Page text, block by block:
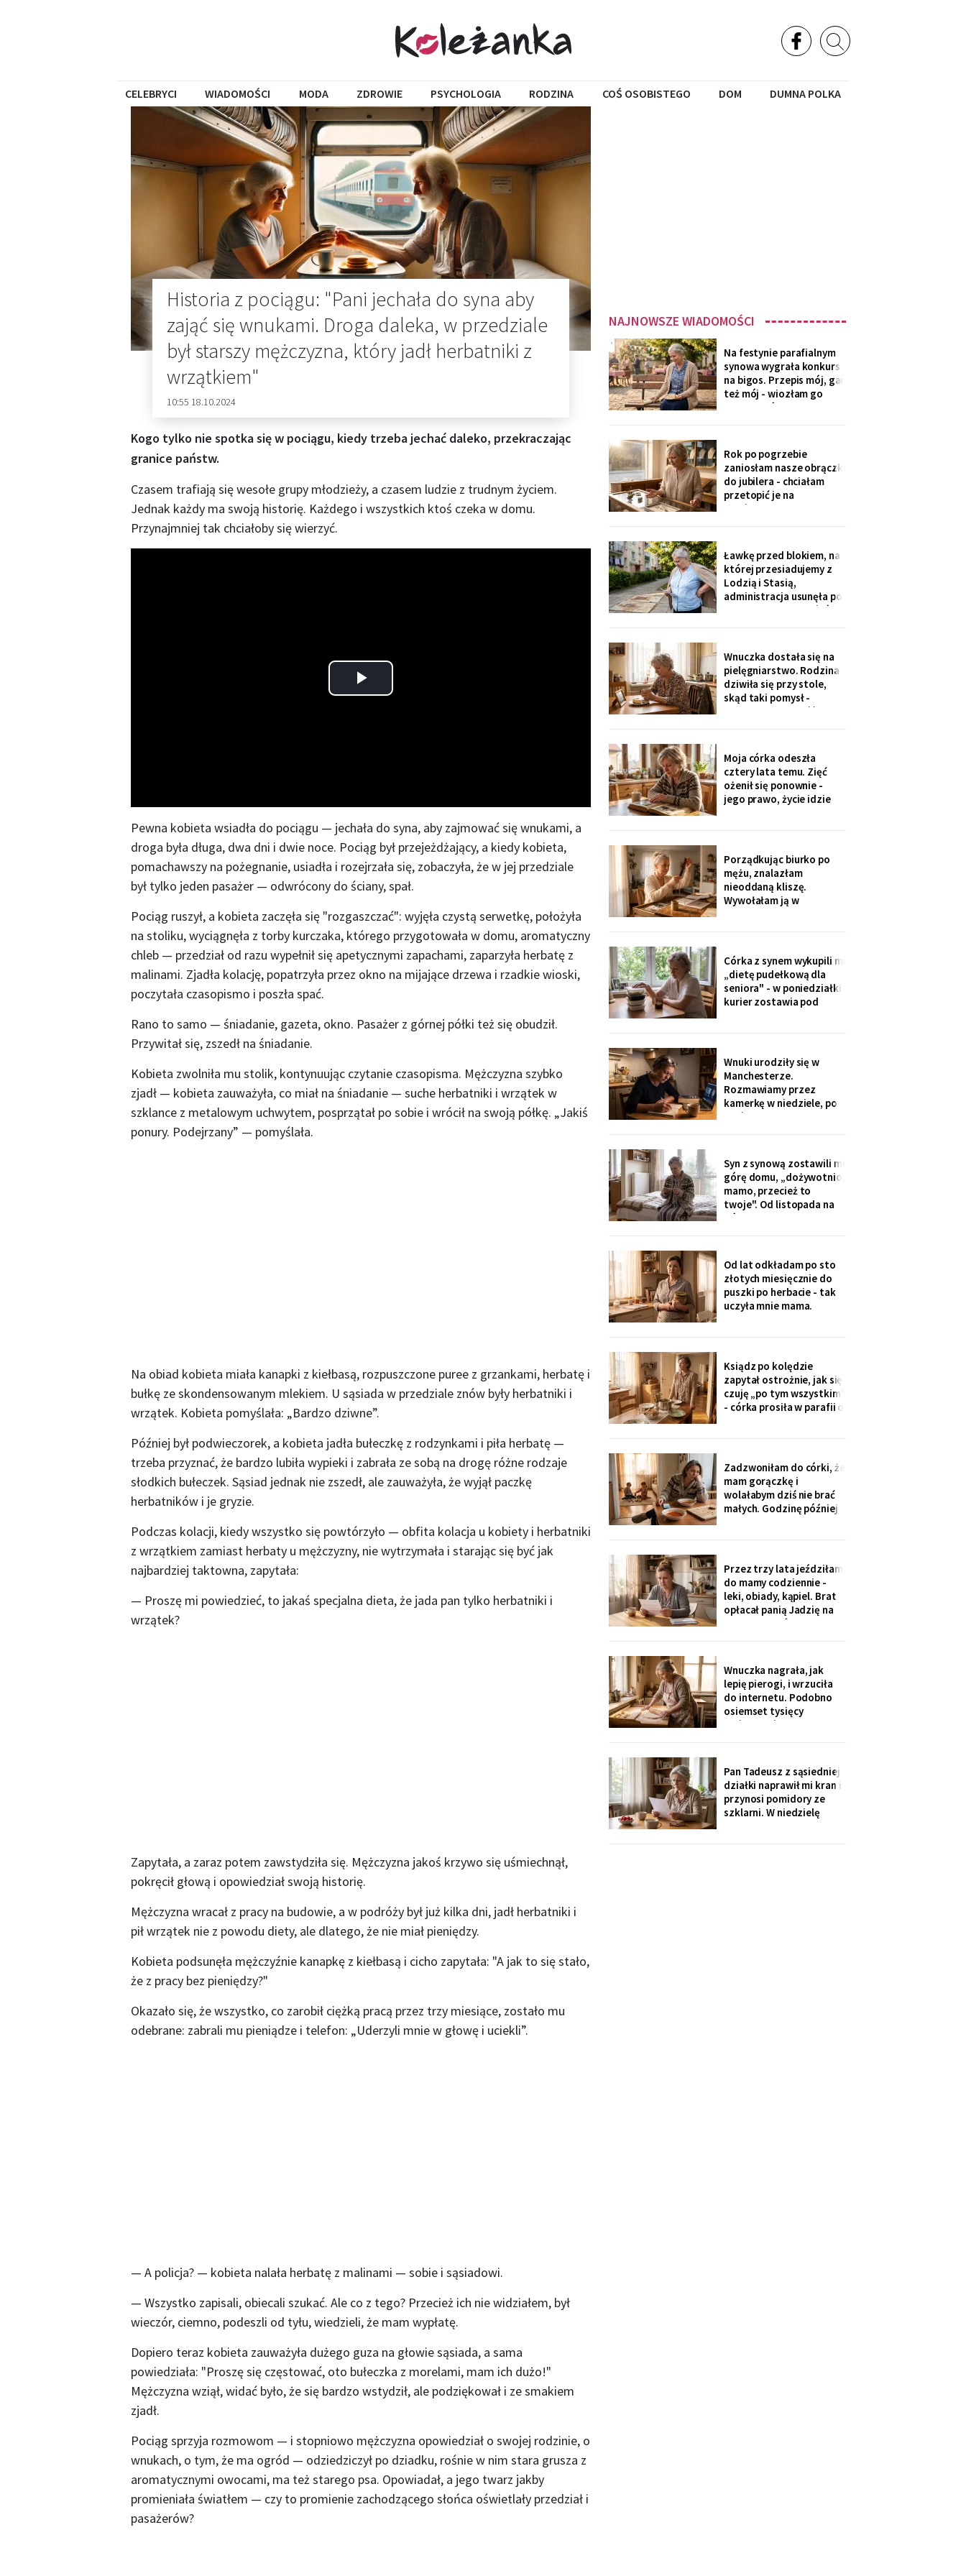
CELEBRYCI WIADOMOŚCI MODA ZDROWIE PSYCHOLOGIA RODZINA COŚ OSOBISTEGO DOM DUMNA POLKA
Historia z pociągu: "Pani jechała do syna aby
zająć się wnukami. Droga daleka, w przedziale
był starszy mężczyzna, który jadł herbatniki z
wrzątkiem"
10:55 18.10.2024
Kogo tylko nie spotka się w pociągu, kiedy trzeba jechać daleko, przekraczając
granice państw.
Czasem trafiają się wesołe grupy młodzieży, a czasem ludzie z trudnym życiem.
Jednak każdy ma swoją historię. Każdego i wszystkich ktoś czeka w domu.
Przynajmniej tak chciałoby się wierzyć.
Play
Pewna kobieta wsiadła do pociągu — jechała do syna, aby zajmować się wnukami, a
droga była długa, dwa dni i dwie noce. Pociąg był przejeżdżający, a kiedy kobieta,
pomachawszy na pożegnanie, usiadła i rozejrzała się, zobaczyła, że w jej przedziale
był tylko jeden pasażer — odwrócony do ściany, spał.
Pociąg ruszył, a kobieta zaczęła się "rozgaszczać": wyjęła czystą serwetkę, położyła
na stoliku, wyciągnęła z torby kurczaka, którego przygotowała w domu, aromatyczny
chleb — przedział od razu wypełnił się apetycznymi zapachami, zaparzyła herbatę z
malinami. Zjadła kolację, popatrzyła przez okno na mijające drzewa i rzadkie wioski,
poczytała czasopismo i poszła spać.
Rano to samo — śniadanie, gazeta, okno. Pasażer z górnej półki też się obudził.
Przywitał się, zszedł na śniadanie.
Kobieta zwolniła mu stolik, kontynuując czytanie czasopisma. Mężczyzna szybko
zjadł — kobieta zauważyła, co miał na śniadanie — suche herbatniki i wrzątek w
szklance z metalowym uchwytem, posprzątał po sobie i wrócił na swoją półkę. „Jakiś
ponury. Podejrzany” — pomyślała.
Na obiad kobieta miała kanapki z kiełbasą, rozpuszczone puree z grzankami, herbatę i
bułkę ze skondensowanym mlekiem. U sąsiada w przedziale znów były herbatniki i
wrzątek. Kobieta pomyślała: „Bardzo dziwne”.
Później był podwieczorek, a kobieta jadła bułeczkę z rodzynkami i piła herbatę —
trzeba przyznać, że bardzo lubiła wypieki i zabrała ze sobą na drogę różne rodzaje
słodkich bułeczek. Sąsiad jednak nie zszedł, ale zauważyła, że wyjął paczkę
herbatników i je gryzie.
Podczas kolacji, kiedy wszystko się powtórzyło — obfita kolacja u kobiety i herbatniki
z wrzątkiem zamiast herbaty u mężczyzny, nie wytrzymała i starając się być jak
najbardziej taktowna, zapytała:
— Proszę mi powiedzieć, to jakaś specjalna dieta, że jada pan tylko herbatniki i
wrzątek?
Zapytała, a zaraz potem zawstydziła się. Mężczyzna jakoś krzywo się uśmiechnął,
pokręcił głową i opowiedział swoją historię.
Mężczyzna wracał z pracy na budowie, a w podróży był już kilka dni, jadł herbatniki i
pił wrzątek nie z powodu diety, ale dlatego, że nie miał pieniędzy.
Kobieta podsunęła mężczyźnie kanapkę z kiełbasą i cicho zapytała: "A jak to się stało,
że z pracy bez pieniędzy?"
Okazało się, że wszystko, co zarobił ciężką pracą przez trzy miesiące, zostało mu
odebrane: zabrali mu pieniądze i telefon: „Uderzyli mnie w głowę i uciekli”.
— A policja? — kobieta nalała herbatę z malinami — sobie i sąsiadowi.
— Wszystko zapisali, obiecali szukać. Ale co z tego? Przecież ich nie widziałem, był
wieczór, ciemno, podeszli od tyłu, wiedzieli, że mam wypłatę.
Dopiero teraz kobieta zauważyła dużego guza na głowie sąsiada, a sama
powiedziała: "Proszę się częstować, oto bułeczka z morelami, mam ich dużo!"
Mężczyzna wziął, widać było, że się bardzo wstydził, ale podziękował i ze smakiem
zjadł.
Pociąg sprzyja rozmowom — i stopniowo mężczyzna opowiedział o swojej rodzinie, o
wnukach, o tym, że ma ogród — odziedziczył po dziadku, rośnie w nim stara grusza z
aromatycznymi owocami, ma też starego psa. Opowiadał, a jego twarz jakby
promieniała światłem — czy to promienie zachodzącego słońca oświetlały przedział i
pasażerów?
NAJNOWSZE WIADOMOŚCI
Na festynie parafialnym
synowa wygrała konkurs
na bigos. Przepis mój, gar
też mój - wiozłam go
rano taksówką, żeby się
mikrofonu: „to stary
przepis z mojej rodziny".
Klaskałam razem ze
wszystkimi.
Rok po pogrzebie
zaniosłam nasze obrączki
do jubilera - chciałam
przetopić je na
pierścionek dla wnuczki.
cicho: „Pani jest złota.
Męża - pozłacana, dobra
imitacja, robota sprzed
lat".
Ławkę przed blokiem, na
której przesiadujemy z
Lodzią i Stasią,
administracja usunęła po
„skargach mieszkańców"
jedenaście podpisów.
Rozpoznałam charakter
pisma córki - ma tu
kawalerkę pod wynajem.
„Mamo, bez przesady
Wnuczka dostała się na
pielęgniarstwo. Rodzina
dziwiła się przy stole,
skąd taki pomysł -
przecież mogła „iść na
podnosząc głowy znad
talerza: „bo widziałam,
jak babcia trzy lata
zajmowała się dziadkiem.
Też chcę tak
Moja córka odeszła
cztery lata temu. Zięć
ożenił się ponownie -
jego prawo, życie idzie
ścian, „bo ciocia nie lubi
na nie patrzeć". Dałam jej
mały album - schowała go
do tornistra jak
Porządkując biurko po
mężu, znalazłam
nieoddaną kliszę.
Wywołałam ją w
roześmiana kobieta przy
ognisku. Na ostatniej
klatce on - młody, z
wąsami, obejmuje ją
ramieniem.
Córka z synem wykupili mi
„dietę pudełkową dla
seniora" - w poniedziałki
kurier zostawia pod
jesteśmy spokojni,
mamo". Od marca nikt nie
przyjechał. Na każdym
pudełku naklejka: moje
imię
Wnuki urodziły się w
Manchesterze.
Rozmawiamy przez
kamerkę w niedziele, po
pięć minut, bo „im się
angielsku, a syn
przetłumaczył ze
śmiechem: „pyta, kim jest
ta pani". Kupiłam zeszyt i
uczę się angielskiego
Syn z synową zostawili mi
górę domu, „dożywotnio,
mamo, przecież to
twoje". Od listopada na
górze grzeje tylko jeden
Rano w moim pokoju jest
czternaście stopni.
Termometr przyniosła mi
wnuczka - ona
Od lat odkładam po sto
złotych miesięcznie do
puszki po herbacie - tak
uczyła mnie mama.
wizycie żartuje przy
wszystkich: „u mamy
bank, a my się męczymy z
kredytem". Puszkę
Ksiądz po kolędzie
zapytał ostrożnie, jak się
czuję „po tym wszystkim"
- córka prosiła w parafii o
ja co niedzielę czekam z
obiadem. Ostatni raz
przyszli we wrześniu.
Zadzwoniłam do córki, że
mam gorączkę i
wolałabym dziś nie brać
małych. Godzinę później
przyszedł SMS: „Podasz
im obiad? Wrócimy
głodni".
Przez trzy lata jeździłam
do mamy codziennie -
leki, obiady, kąpiel. Brat
opłacał panią Jadzię na
kilka poranków w
rozliczenie: „twoja
połowa za opiekunkę,
osiem tysięcy. Mama by
tak chciała".
Wnuczka nagrała, jak
lepię pierogi, i wrzuciła
do internetu. Podobno
osiemset tysięcy
wyświetleń - ludzie z
babcie. Córka obejrzała
dwa razy i powiedziała
tylko: „Mamo, mogłaś
chociaż zdjąć ten stary
fartuch".
Pan Tadeusz z sąsiedniej
działki naprawił mi kran i
przynosi pomidory ze
szklarni. W niedzielę